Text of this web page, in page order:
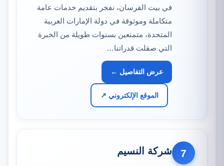
في بيت الفرسان، نفخر بتقديم خدمات عامة
متكاملة وموثوقة في دولة الإمارات العربية
المتحدة، متمتعين بسنوات طويلة من الخبرة
التي صقلت قدراتنا…
عرض التفاصيل ←
الموقع الإلكتروني ↗
7 شركة النسيم